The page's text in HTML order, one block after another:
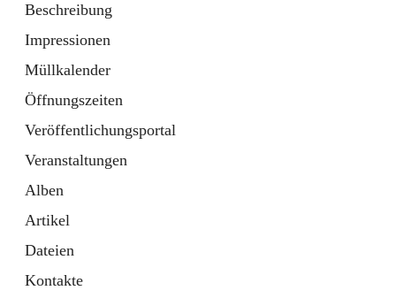
Beschreibung
Impressionen
Müllkalender
Öffnungszeiten
Veröffentlichungsportal
Veranstaltungen
Alben
Artikel
Dateien
Kontakte
1 Schnellzugriff
Bürgerservice
10 Schnellzugriffe